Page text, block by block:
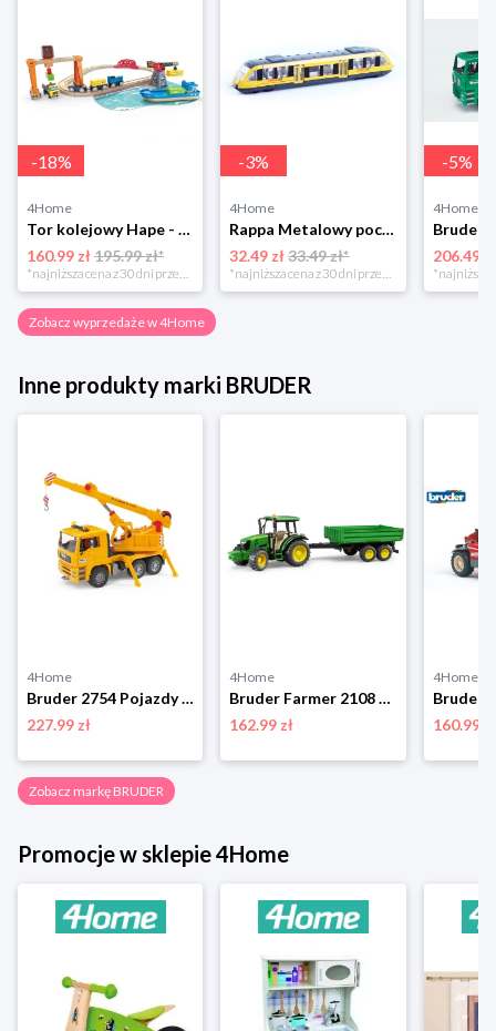
-18%
4Home
Tor kolejowy Hape - port z załadunkiem irozładunkiem
160.99 zł195.99 zł*
*najniższa cena z 30 dni przed obniżką
-3%
4Home
Rappa Metalowy pociąg regionalny RegioJet, 17 cm
32.49 zł 33.49 zł*
*najniższa cena z 30 dni przed obniżką
-5%
4Home
206.49 zł
Zobacz wyprzedaże w 4Home
Inne produkty marki BRUDER
4Home
Bruder 2754 Pojazdy budowlane Żuraw MAN TGA, 1:16 BRUDER
227.99 zł
4Home
Bruder Farmer 2108 Traktor John Deere z przyczepąz wywrotką BRUDER
162.99 zł
4Home
160.99 zł
Zobacz markę BRUDER
Promocje w sklepie 4Home